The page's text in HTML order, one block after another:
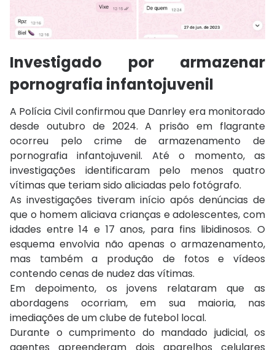
Investigado por armazenar
pornografia infantojuvenil
A Polícia Civil confirmou que Danrley era monitorado
desde outubro de 2024. A prisão em flagrante
ocorreu pelo crime de armazenamento de
pornografia infantojuvenil. Até o momento, as
investigações identificaram pelo menos quatro
vítimas que teriam sido aliciadas pelo fotógrafo.
As investigações tiveram início após denúncias de
que o homem aliciava crianças e adolescentes, com
idades entre 14 e 17 anos, para fins libidinosos. O
esquema envolvia não apenas o armazenamento,
mas também a produção de fotos e vídeos
contendo cenas de nudez das vítimas.
Em depoimento, os jovens relataram que as
abordagens ocorriam, em sua maioria, nas
imediações de um clube de futebol local.
Durante o cumprimento do mandado judicial, os